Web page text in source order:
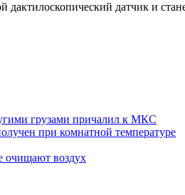
дактилоскопический датчик и
грузами причалил к МКС
при комнатной температуре
очищают воздух